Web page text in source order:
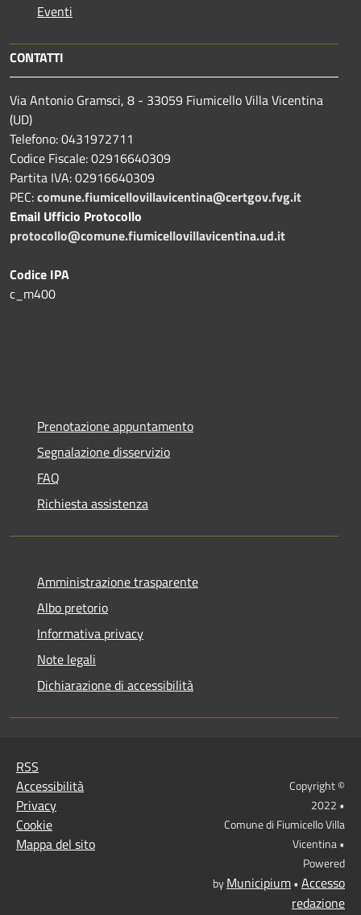
Eventi
CONTATTI
Via Antonio Gramsci, 8 - 33059 Fiumicello Villa Vicentina
(UD)
Telefono: 0431972711
Codice Fiscale: 02916640309
Partita IVA: 02916640309
PEC:comune.fiumicellovillavicentina@certgov.fvg.it
Email Ufficio Protocollo
protocollo@comune.fiumicellovillavicentina.ud.it
Codice IPA
c_m400
Prenotazione appuntamento
Segnalazione disservizio
FAQ
Richiesta assistenza
Amministrazione trasparente
Albo pretorio
Informativa privacy
Note legali
Dichiarazione di accessibilità
RSS
Accessibilità
Privacy
Cookie
Mappa del sito
Copyright ©
2022 •
Comune di Fiumicello Villa
Vicentina •
Powered
byMunicipium• Accesso
redazione